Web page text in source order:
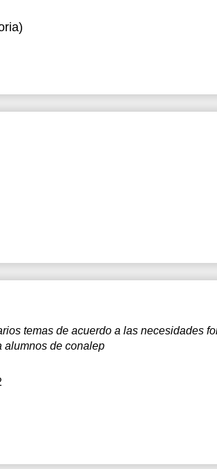
temas de acuerdo a las necesidades
alumnos de conalep